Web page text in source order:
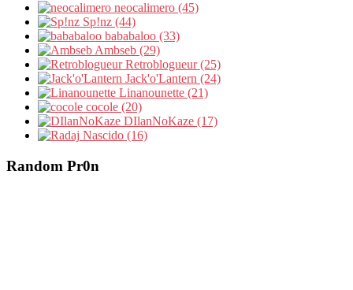
neocalimero (45)
Sp!nz (44)
bababaloo (33)
Ambseb (29)
Retroblogueur (25)
Jack'o'Lantern (24)
Linanounette (21)
cocole (20)
DIlanNoKaze (17)
Nascido (16)
Random Pr0n